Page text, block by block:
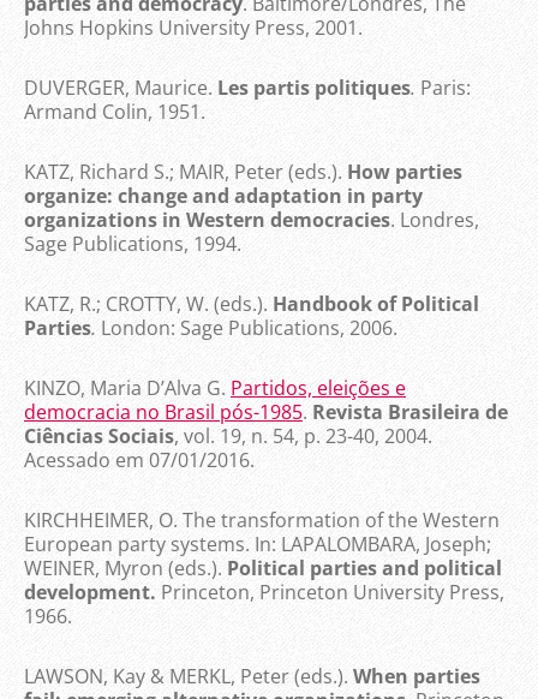
Johns Hopkins University Press, 2001.
DUVERGER, Maurice. Les partis politiques. Paris:
Armand Colin, 1951.
KATZ, Richard S.; MAIR, Peter (eds.). How parties
organize: change and adaptation in party
organizations in Western democracies. Londres,
Sage Publications, 1994.
KATZ, R.; CROTTY, W. (eds.). Handbook of Political
Parties. London: Sage Publications, 2006.
KINZO, Maria D’Alva G. Partidos, eleições e
democracia no Brasil pós-1985. Revista Brasileira de
Ciências Sociais, vol. 19, n. 54, p. 23-40, 2004.
Acessado em 07/01/2016.
KIRCHHEIMER, O. The transformation of the Western
European party systems. In: LAPALOMBARA, Joseph;
WEINER, Myron (eds.). Political parties and political
development. Princeton, Princeton University Press,
1966.
LAWSON, Kay & MERKL, Peter (eds.). When parties